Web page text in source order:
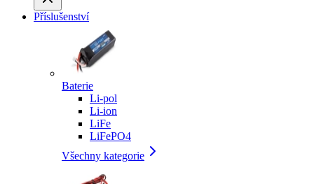
Příslušenství
Baterie
Li-pol
Li-ion
LiFe
LiFePO4
Všechny kategorie